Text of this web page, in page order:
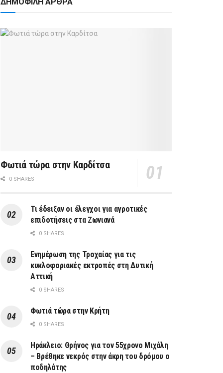
ΔΗΜΟΦΙΛΗ ΑΡΘΡΑ
Φωτιά τώρα στην Καρδίτσα
0 SHARES
Τι έδειξαν οι έλεγχοι για αγροτικές
επιδοτήσεις στα Ζωνιανά
0 SHARES
Ενημέρωση της Τροχαίας για τις
κυκλοφοριακές εκτροπές στη Δυτική
Αττική
0 SHARES
Φωτιά τώρα στην Κρήτη
0 SHARES
Ηράκλειο: Θρήνος για τον 55χρονο Μιχάλη
– Βρέθηκε νεκρός στην άκρη του δρόμου ο
ποδηλάτης